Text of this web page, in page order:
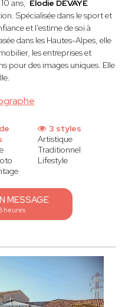
ans, Elodie DEVAYE
Spécialisée dans le sport et
et l'estime de soi à
dans les Hautes-Alpes, elle
les entreprises et
pour des images uniques. Elle
3 styles
Artistique
Traditionnel
Lifestyle
MESSAGE
heures